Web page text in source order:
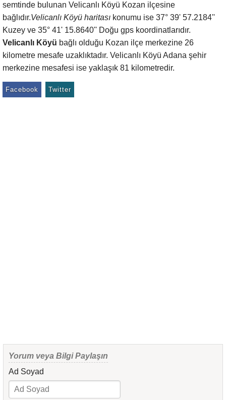
semtinde bulunan Velicanlı Köyü Kozan ilçesine
bağlıdır.Velicanlı Köyü haritası konumu ise 37° 39' 57.2184''
Kuzey ve 35° 41' 15.8640'' Doğu gps koordinatlarıdır.
Velicanlı Köyü bağlı olduğu Kozan ilçe merkezine 26
kilometre mesafe uzaklıktadır. Velicanlı Köyü Adana şehir
merkezine mesafesi ise yaklaşık 81 kilometredir.
Facebook Twitter
Yorum veya Bilgi Paylaşın
Ad Soyad